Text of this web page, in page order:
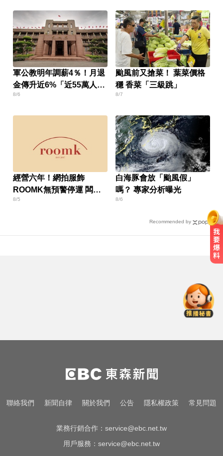
軍公教明年調薪4％！月退
金傳升近6%「近55萬人受
惠」
8/6
颱風前又搶菜！ 葉菜價格
穩 香菜「三級跳」
8/7
經營六年！網拍服飾
ROOMK無預警停運 闆娘
發聲
8/5
白海豚會放「颱風假」
嗎？ 專家分析曝光
8/6
Recommended by
DB12 S登場
緯創股利2度延發史上首例 金管會
說重話：考慮收回股務自辦
出國回台發燒狂拉！男竟罹傷寒 醫
聯絡我們 新聞自律 關於我們 公告 隱私權政策 常見問題
業務行銷合作： service@ebc.net.tw
用戶服務： service@ebc.net.tw